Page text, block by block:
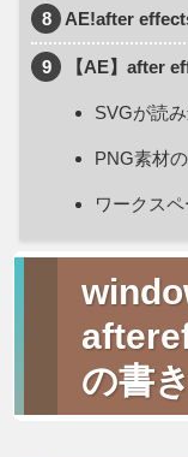
8 AE!after
9 【AE】after
SVGが読
PNG素材
ワークス
の書